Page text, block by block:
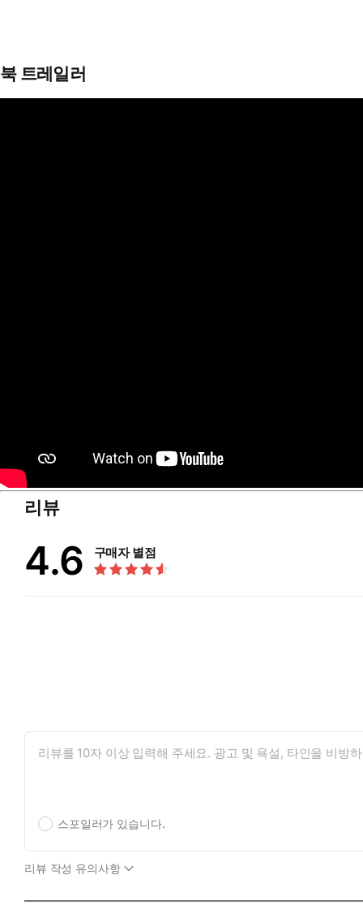
시험’을 치르라고 충고한다. 어떻게 보면 재치 문답 같기도 하지
첫 번째 등장하는 고민 상담자는 살날이 얼마 안 남은 연인 때
내 아이들에게 꼭 읽히고 싶은 소설이었습니다. _40대 여성
그리운 옛 시대를 살아간 사람들의 탄식과 눈물과 기쁨이 모두
마지막 페이지를 덮으면서 눈물이 멈추지 않았습니다. _40대 남
읽어가는 사이에 눈물이 흘러서, 나에게는 기적의 소설이 되었습
북 트레일러
리뷰
4.6 구매자 별점
스포일러가 있습니다.
리뷰 작성 유의사항